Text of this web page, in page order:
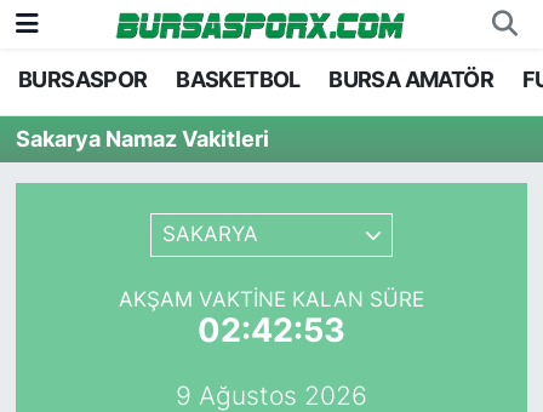
BURSASPOR BASKETBOL BURSA AMATÖR
Sakarya Namaz Vakitleri
SAKARYA
AKŞAM VAKTINE KALAN SÜRE
02:42:53
9 Ağustos 2026
Bursaspor
Futbol
Basketbol
Bursa Nöbetçi Eczaneler
Bursa Hava Durumu
Bursa Namaz Vakitleri
TFF 1.Lig Puan Durumu ve Fikstür
Tüm Manşetler